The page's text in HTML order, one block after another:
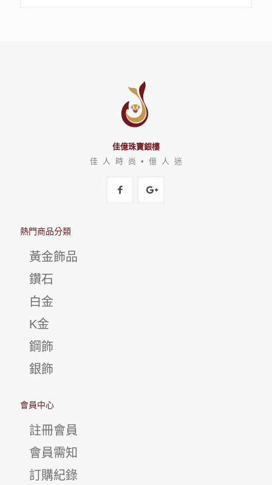
佳億珠寶銀樓
佳 人 時 尚 • 億 人 迷
熱門商品分類
黃金飾品
鑽石
白金
K金
鋼飾
銀飾
會員中心
註冊會員
會員需知
訂購紀錄